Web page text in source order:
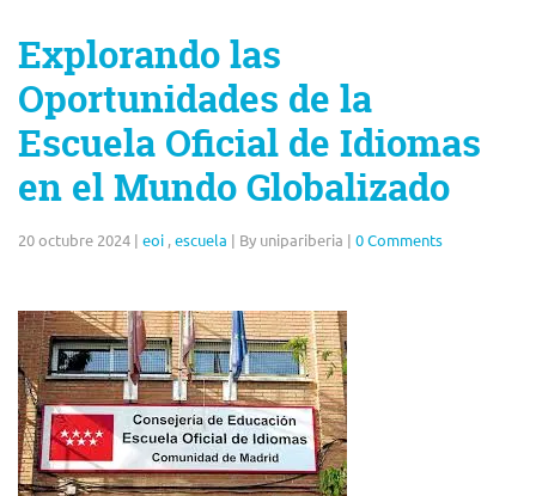
Explorando las
Oportunidades de la
Escuela Oficial de Idiomas
en el Mundo Globalizado
20 octubre 2024 | eoi ,escuela | By unipariberia | 0 Comments